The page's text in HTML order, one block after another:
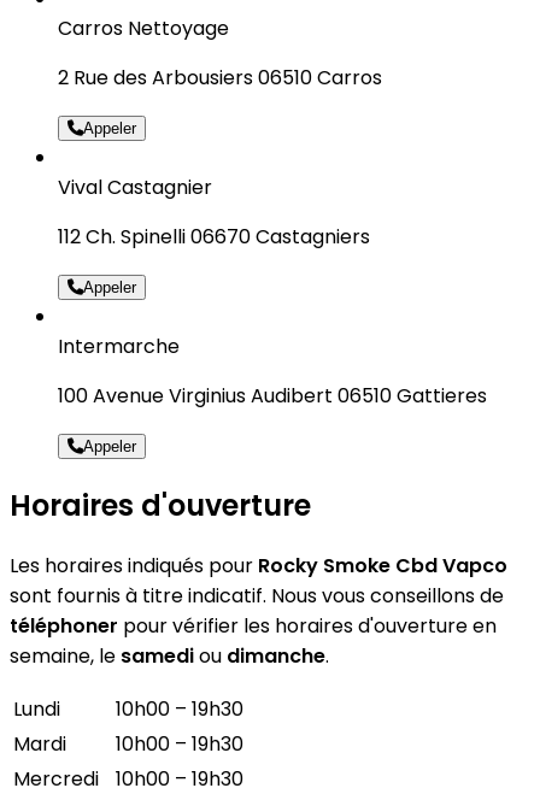
Carros Nettoyage
2 Rue des Arbousiers 06510 Carros
Appeler
Vival Castagnier
112 Ch. Spinelli 06670 Castagniers
Appeler
Intermarche
100 Avenue Virginius Audibert 06510 Gattieres
Appeler
Horaires d'ouverture
Les horaires indiqués pour Rocky Smoke Cbd Vapco
sont fournis à titre indicatif. Nous vous conseillons de
téléphoner pour vérifier les horaires d'ouverture en
semaine, le samediou dimanche.
Lundi
10h00 – 19h30
Mardi
10h00 – 19h30
Mercredi
10h00 – 19h30